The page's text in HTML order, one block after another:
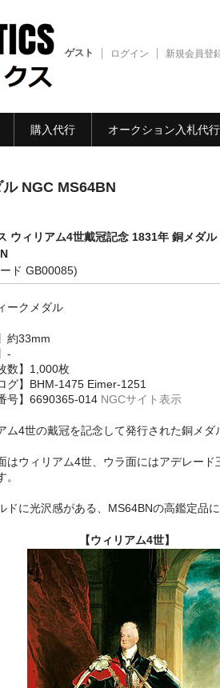
ゲスト ログイン 新規会員登
購入代行 オークション入札代行
NGC MS64BN
ウィリアム4世戴冠記念 1831年 銅メダル
ド GB00085)
ークメダル
約33mm
-
数】1,000枚
グ】BHM-1475 Eimer-1251
号】6690365-014 NGCサイト表示
ム4世の戴冠を記念して発行された銅メダ
はウィリアム4世、ウラ面にはアデレード
ドに光沢感がある、MS64BNの高鑑定品に
【ウィリアム4世】